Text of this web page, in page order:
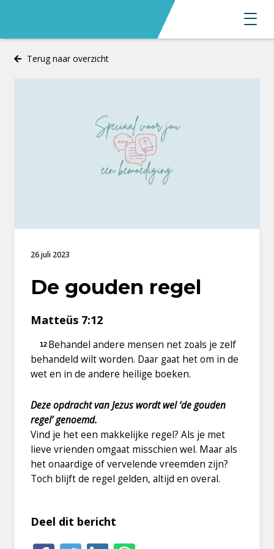
Terug naar overzicht
26 juli 2023
De gouden regel
Matteüs 7:12
12 Behandel andere mensen net zoals je zelf
behandeld wilt worden. Daar gaat het om in de
wet en in de andere heilige boeken.
Deze opdracht van Jezus wordt wel ‘de gouden
regel’ genoemd.
Vind je het een makkelijke regel? Als je met
lieve vrienden omgaat misschien wel. Maar als
het onaardige of vervelende vreemden zijn?
Toch blijft de regel gelden, altijd en overal.
Deel dit bericht